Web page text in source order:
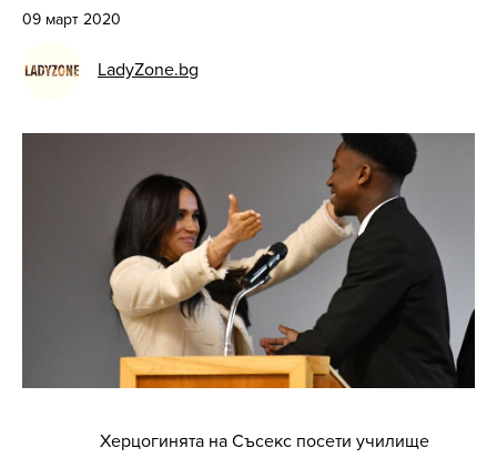
09 март 2020
LadyZone.bg
Херцогинята на Съсекс посети училище